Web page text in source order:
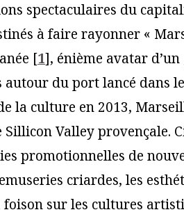
spectaculaires du
à faire rayonner «
[1], énième avatar
du port lancé dans
la culture en 2013,
Valley provençale.
promotionnelles de
criardes, les
sur les cultures